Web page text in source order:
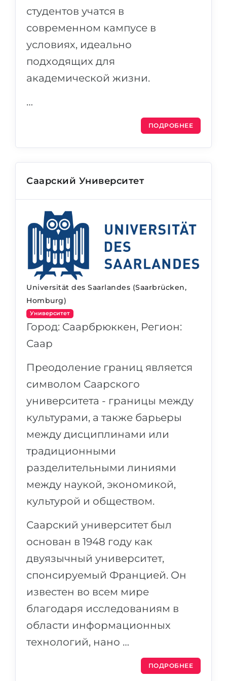
студентов учатся в
современном кампусе в
условиях, идеально
подходящих для
академической жизни.
…
ПОДРОБНЕЕ
Саарский Университет
Universität des Saarlandes (Saarbrücken,
Homburg)
Университет
Город: Саарбрюккен, Регион:
Саар
Преодоление границ является
символом Саарского
университета - границы между
культурами, а также барьеры
между дисциплинами или
традиционными
разделительными линиями
между наукой, экономикой,
культурой и обществом.
Саарский университет был
основан в 1948 году как
двуязычный университет,
спонсируемый Францией. Он
известен во всем мире
благодаря исследованиям в
области информационных
технологий, нано …
ПОДРОБНЕЕ